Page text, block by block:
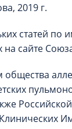
2019 г.
статей по
сайте
общества